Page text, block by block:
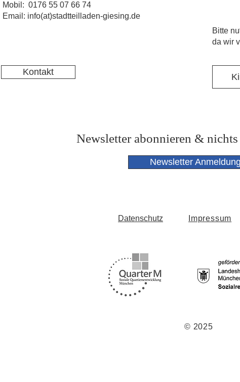
Mobil: 0176 55 07 66 74
Email: info(at)stadtteilladen-giesing.de
Kontakt
​Bitte
da wir
Newsletter abonnieren & nichts
Newsletter Anmeldung
Datenschutz Impressum
© 2025